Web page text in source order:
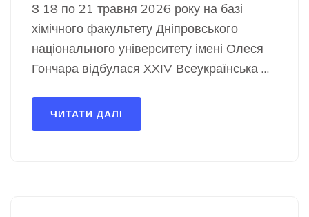
З 18 по 21 травня 2026 року на базі
хімічного факультету Дніпровського
національного університету імені Олеся
Гончара відбулася XXIV Всеукраїнська …
ЧИТАТИ ДАЛІ